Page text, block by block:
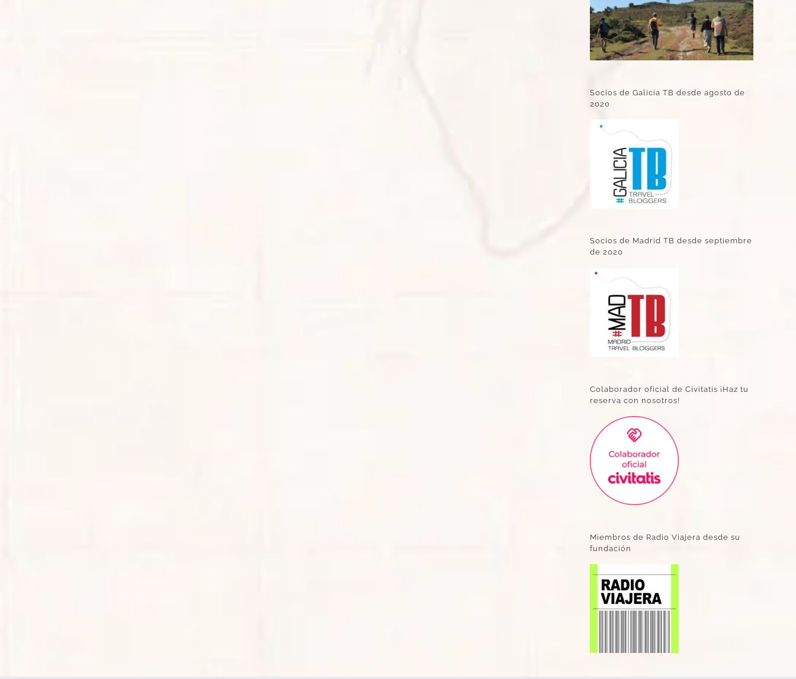
Socios de Galicia TB desde agosto de
2020
Socios de Madrid TB desde septiembre
de 2020
Colaborador oficial de Civitatis ¡Haz tu
reserva con nosotros!
Miembros de Radio Viajera desde su
fundación